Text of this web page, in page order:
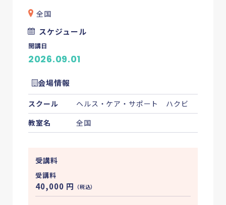
全国
スケジュール
開講日
2026.09.01
会場情報
スクール
ヘルス・ケア・サポート ハクビ
教室名
全国
受講料
受講料
40,000 円 （税込）